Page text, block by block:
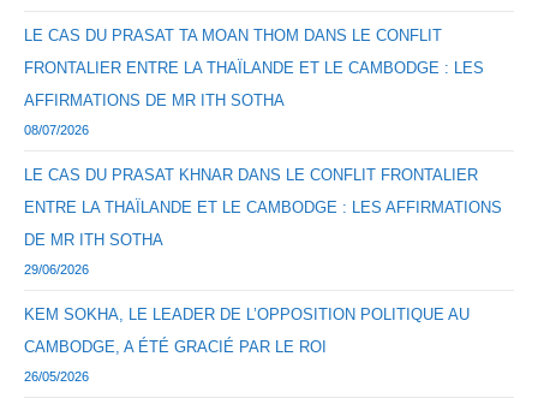
៤២-៤៧
និង
៥២-៥៩
ថ្ងៃទី៣០
LE CAS DU PRASAT TA MOAN THOM DANS LE CONFLIT
FRONTALIER ENTRE LA THAÏLANDE ET LE CAMBODGE : LES
AFFIRMATIONS DE MR ITH SOTHA
08/07/2026
LE CAS DU PRASAT KHNAR DANS LE CONFLIT FRONTALIER
ENTRE LA THAÏLANDE ET LE CAMBODGE : LES AFFIRMATIONS
DE MR ITH SOTHA
29/06/2026
KEM SOKHA, LE LEADER DE L’OPPOSITION POLITIQUE AU
CAMBODGE, A ÉTÉ GRACIÉ PAR LE ROI
26/05/2026